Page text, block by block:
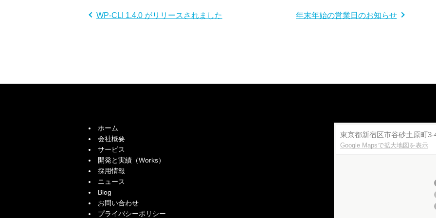
WP-CLI 1.4.0 がリリースされました 年末年始の営業日のお知らせ
ホーム
会社概要
サービス
開発と実績（Works）
採用情報
ニュース
Blog
お問い合わせ
プライバシーポリシー
東京都新宿区市谷砂土原町3-
Google Mapsで拡大地図を表示